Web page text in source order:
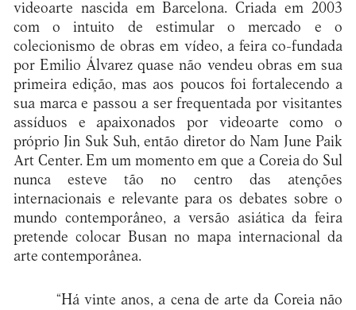
videoarte nascida em Barcelona. Criada em 2003
com o intuito de estimular o mercado e o
colecionismo de obras em vídeo, a feira co-fundada
por Emilio Álvarez quase não vendeu obras em sua
primeira edição, mas aos poucos foi fortalecendo a
sua marca e passou a ser frequentada por visitantes
assíduos e apaixonados por videoarte como o
próprio Jin Suk Suh, então diretor do Nam June Paik
Art Center. Em um momento em que a Coreia do Sul
nunca esteve tão no centro das atenções
internacionais e relevante para os debates sobre o
mundo contemporâneo, a versão asiática da feira
pretende colocar Busan no mapa internacional da
arte contemporânea.
“Há vinte anos, a cena de arte da Coreia não